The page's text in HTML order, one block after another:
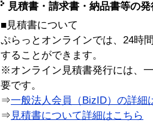
見積書・請求書・納品書等の
■見積書について
ぷらっとオンラインでは、24時
することができます。
※オンライン見積書発行には、
要です。
⇒一般法人会員（BizID）の詳細
⇒ 見積書について詳細はこちら